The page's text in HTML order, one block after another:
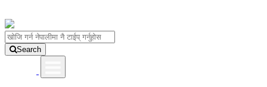
Search